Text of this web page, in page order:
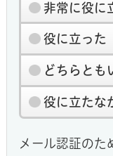
非常に役に
役に立った
どちらとも
役に立たな
メール認証のた